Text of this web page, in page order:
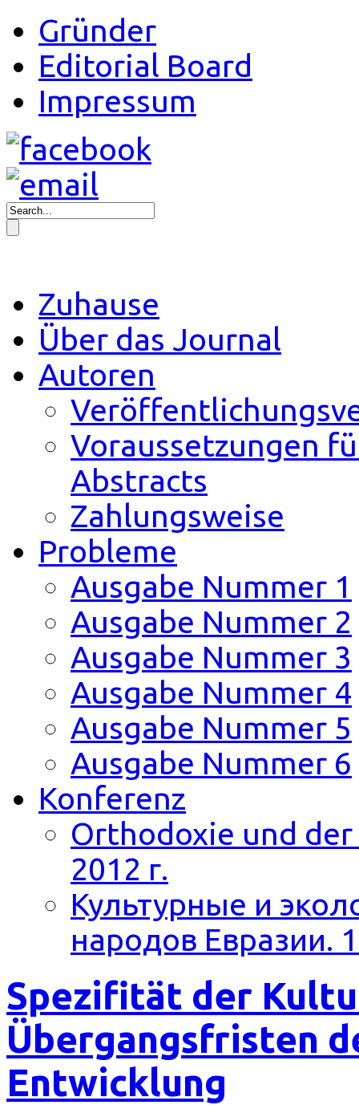
Gründer
Editorial Board
Impressum
Zuhause
Über das Journal
Autoren
Voraussetzungen
Abstracts
Zahlungsweise
Probleme
Ausgabe Nummer 1
Ausgabe Nummer 2
Ausgabe Nummer 3
Ausgabe Nummer 4
Ausgabe Nummer 5
Ausgabe Nummer 6
Konferenz
Orthodoxie und
2012 г.
Культурные и
народов Евразии.
Spezifität der
Übergangsfristen
Entwicklung